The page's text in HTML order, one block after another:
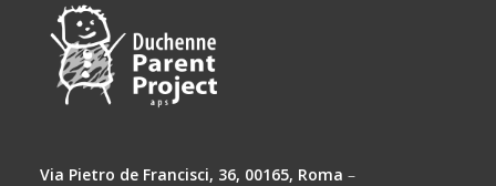
Via Pietro de Francisci, 36, 00165, Roma –